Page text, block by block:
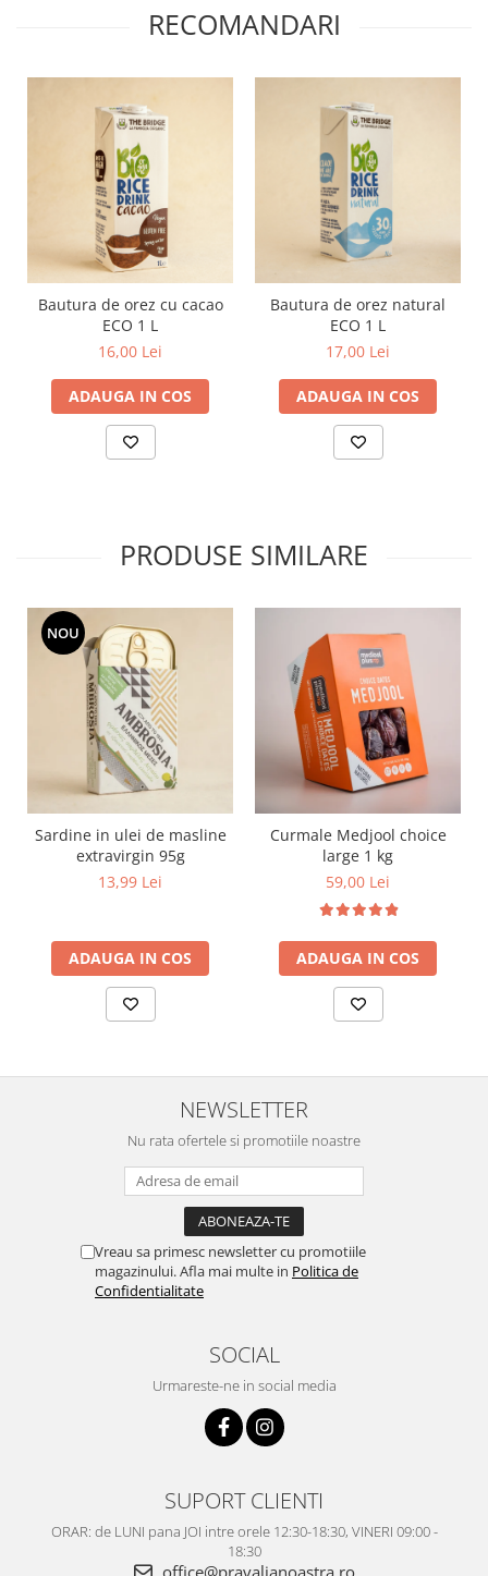
RECOMANDARI
Bautura de orez cu cacao
ECO 1 L
16,00 Lei
ADAUGA IN COS
Bautura de orez natural
ECO 1 L
17,00 Lei
ADAUGA IN COS
PRODUSE SIMILARE
NOU
Sardine in ulei de masline
extravirgin 95g
13,99 Lei
ADAUGA IN COS
Curmale Medjool choice
large 1 kg
59,00 Lei
ADAUGA IN COS
NEWSLETTER
Nu rata ofertele si promotiile noastre
Vreau sa primesc newsletter cu promotiile
magazinului. Afla mai multe in Politica de
Confidentialitate
SOCIAL
Urmareste-ne in social media
SUPORT CLIENTI
ORAR: de LUNI pana JOI intre orele 12:30-18:30, VINERI 09:00 -
18:30
office@pravalianoastra.ro